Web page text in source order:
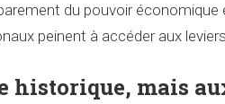
du pouvoir
peinent à accéder aux
historique, mais